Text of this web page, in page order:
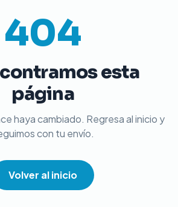
404
esta
página
haya cambiado. Regresa al inicio y
con tu envío.
Volver al inicio